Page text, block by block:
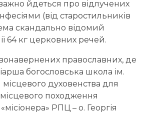
йдеться про відлучених
(від старостильників
скандально відомий
64 кг церковних речей.
православних, де
богословська школа ім.
духовенства для
походження
РПЦ – о. Георгія